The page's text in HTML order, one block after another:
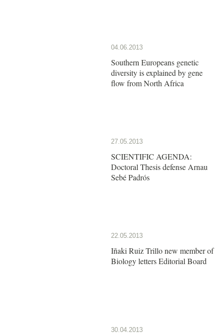
04.06.2013
Southern Europeans genetic
diversity is explained by gene
flow from North Africa
27.05.2013
SCIENTIFIC AGENDA:
Doctoral Thesis defense Arnau
Sebé Padrós
22.05.2013
Iñaki Ruiz Trillo new member of
Biology letters Editorial Board
30.04.2013